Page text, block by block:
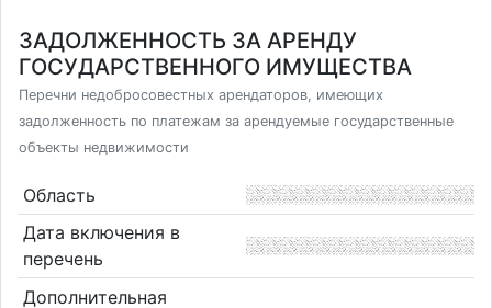
ЗАДОЛЖЕННОСТЬ ЗА АРЕНДУ
ГОСУДАРСТВЕННОГО ИМУЩЕСТВА
Перечни недобросовестных арендаторов, имеющих
задолженность по платежам за арендуемые государственные
объекты недвижимости
Область
Дата включения в
перечень
Дополнительная